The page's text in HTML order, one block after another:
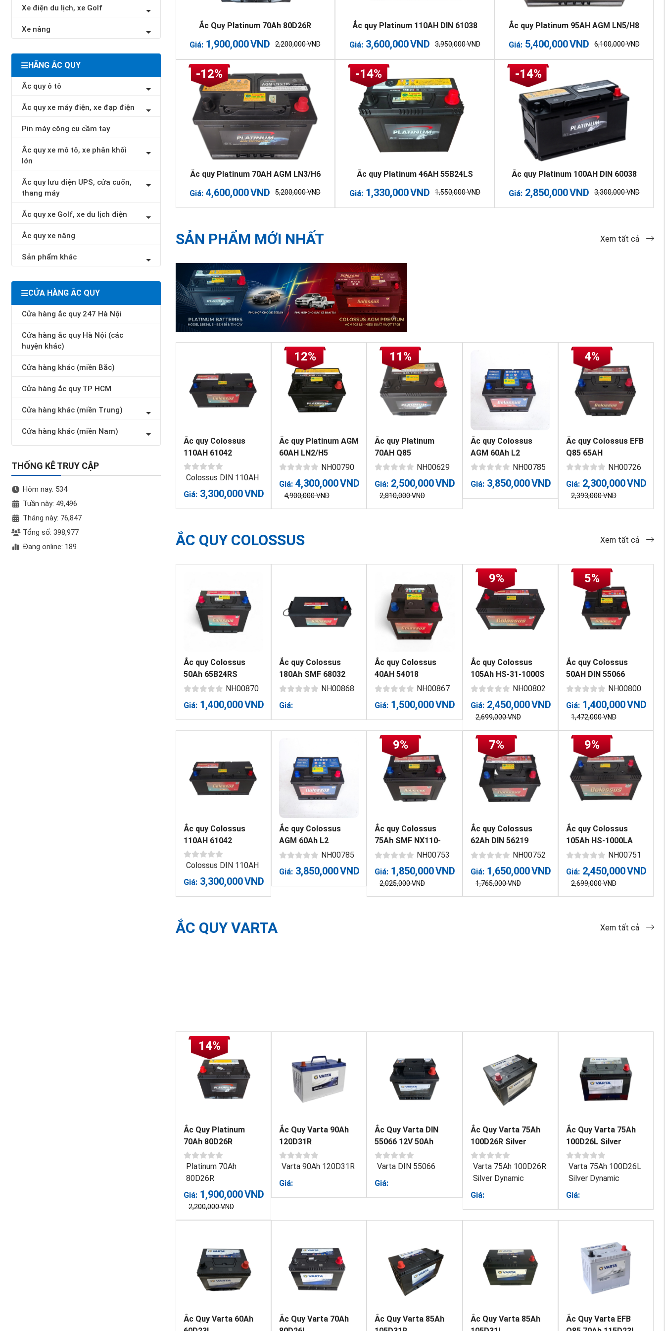
Xe điện du lịch, xe Golf
Xe nâng
HÃNG ẮC QUY
Ắc quy ô tô
Ắc quy xe máy điện, xe đạp điện
Pin máy công cụ cầm tay
Ắc quy xe mô tô, xe phân khối
lớn
Ắc quy lưu điện UPS, cửa cuốn,
thang máy
Ắc quy xe Golf, xe du lịch điện
Ắc quy xe nâng
Sản phẩm khác
CỬA HÀNG ẮC QUY
Cửa hàng ắc quy 247 Hà Nội
Cửa hàng ắc quy Hà Nội (các
huyện khác)
Cửa hàng khác (miền Bắc)
Cửa hàng ắc quy TP HCM
Cửa hàng khác (miền Trung)
Cửa hàng khác (miền Nam)
THỐNG KÊ TRUY CẬP
Hôm nay: 534
Tuần này: 49,496
Tháng này: 76,847
Tổng số: 398,977
Đang online: 189
Ắc Quy Platinum 70Ah 80D26R
Giá: 1,900,000VND 2,200,000VND
Ắc quy Platinum 110AH DIN 61038
Giá: 3,600,000VND 3,950,000VND
Ắc quy Platinum 95AH AGM LN5/H8
Giá: 5,400,000VND 6,100,000VND
-12%
Ắc quy Platinum 70AH AGM LN3/H6
Giá: 4,600,000VND 5,200,000VND
-14%
Ắc quy Platinum 46AH 55B24LS
Giá: 1,330,000VND 1,550,000VND
-14%
Ắc quy Platinum 100AH DIN 60038
Giá: 2,850,000VND 3,300,000VND
SẢN PHẨM MỚI NHẤT Xem tất cả
Ắc quy Colossus
110AH 61042
Colossus DIN 110AH
Giá: 3,300,000VND
12%
Ắc quy Platinum AGM
60AH LN2/H5
NH00790
Giá: 4,300,000VND
4,900,000VND
11%
Ắc quy Platinum
70AH Q85
NH00629
Giá: 2,500,000VND
2,810,000VND
Ắc quy Colossus
AGM 60Ah L2
NH00785
Giá: 3,850,000VND
4%
Ắc quy Colossus EFB
Q85 65AH
NH00726
Giá: 2,300,000VND
2,393,000VND
ẮC QUY COLOSSUS Xem tất cả
Ắc quy Colossus
50Ah 65B24RS
NH00870
Giá: 1,400,000VND
Ắc quy Colossus
180Ah SMF 68032
NH00868
Giá:
Ắc quy Colossus
40AH 54018
NH00867
Giá: 1,500,000VND
9%
Ắc quy Colossus
105Ah HS-31-1000S
(cọc vít)
NH00802
Giá: 2,450,000VND
2,699,000VND
5%
Ắc quy Colossus
50AH DIN 55066
NH00800
Giá: 1,400,000VND
1,472,000VND
Ắc quy Colossus
110AH 61042
Colossus DIN 110AH
Giá: 3,300,000VND
Ắc quy Colossus
AGM 60Ah L2
NH00785
Giá: 3,850,000VND
9%
Ắc quy Colossus
75Ah SMF NX110-
5ZL
NH00753
Giá: 1,850,000VND
2,025,000VND
7%
Ắc quy Colossus
62Ah DIN 56219
NH00752
Giá: 1,650,000VND
1,765,000VND
9%
Ắc quy Colossus
105Ah HS-1000LA
(cọc thường)NH00751
Giá: 2,450,000VND
2,699,000VND
ẮC QUY VARTA Xem tất cả
14%
Ắc Quy Platinum
70Ah 80D26R
Platinum 70Ah
80D26R
Giá: 1,900,000VND
2,200,000VND
Ắc Quy Varta 90Ah
120D31R
Varta 90Ah 120D31R
Giá:
Ắc Quy Varta DIN
55066 12V 50Ah
Varta DIN 55066
Giá:
Ắc Quy Varta 75Ah
100D26R Silver
Dynamic
Varta 75Ah 100D26R
Silver Dynamic
Giá:
Ắc Quy Varta 75Ah
100D26L Silver
Dynamic
Varta 75Ah 100D26L
Silver Dynamic
Giá:
Ắc Quy Varta 60Ah
Ắc Quy Varta 70Ah
Ắc Quy Varta 85Ah
Ắc Quy Varta 85Ah
Ắc Quy Varta EFB